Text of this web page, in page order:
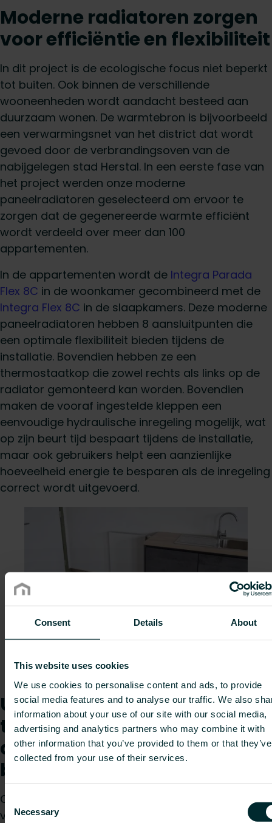
Consent Details About
This website uses cookies
We use cookies to personalise content and ads, to provide
social media features and to analyse our traffic. We also
information about your use of our site with our social media,
advertising and analytics partners who may combine it with
other information that you’ve provided to them or that they’ve
collected from your use of their services.
Consent
Selection
Necessary
Moderne radiatoren zorgen
voor efficiëntie en flexibiliteit
In dit project is de ecologische focus niet beperkt
tot buiten. Ook binnen de verschillende
wooneenheden wordt aandacht besteed aan
duurzaam wonen. De warmtebron is bijvoorbeeld
een verwarmingsnet van het district dat wordt
gevoed door de verbrandingsoven van de
nabijgelegen stad Herstal. In een eerste fase van
het project werden onze moderne
paneelradiatoren geselecteerd om ervoor te
zorgen dat de gegenereerde warmte efficiënt
wordt verdeeld over meer dan 100
appartementen.
In de appartementen wordt de Integra Parada
Flex 8C in de woonkamer gecombineerd met de
Integra Flex 8C in de slaapkamers. Deze moderne
paneelradiatoren hebben 8 aansluitpunten die
een optimale flexibiliteit bieden tijdens de
installatie. Bovendien hebben ze een
thermostaatkop die zowel rechts als links op de
radiator gemonteerd kan worden. Bovendien
maken de vooraf ingestelde kleppen een
eenvoudige hydraulische inregeling mogelijk, wat
op zijn beurt tijd bespaart tijdens de installatie,
maar ook gebruikers helpt een aanzienlijke
hoeveelheid energie te besparen als de inregeling
correct wordt uitgevoerd.
Onze moderne paneelradiatoren werden
geselecteerd om ervoor te zorgen dat de
over meer dan 100 appartementen.
Unisenza WiFi-
thermostaten dragen bij
aan een duurzaam
binnenklimaat
Om de radiatoren te regelen, was het belangrijk
voor de installateur een app-gestuurde wifi-